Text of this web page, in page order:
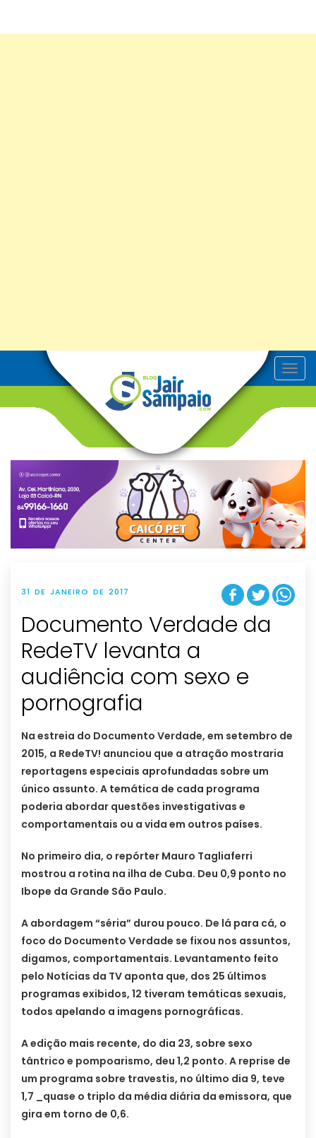
T
o
v
g
t
i
o
n
31 DE JANEIRO DE 2017
Documento Verdade da
RedeTV levanta a
audiência com sexo e
pornografia
Na estreia do Documento Verdade, em setembro de
2015, a RedeTV! anunciou que a atração mostraria
reportagens especiais aprofundadas sobre um
único assunto. A temática de cada programa
poderia abordar questões investigativas e
comportamentais ou a vida em outros países.
No primeiro dia, o repórter Mauro Tagliaferri
mostrou a rotina na ilha de Cuba. Deu 0,9 ponto no
Ibope da Grande São Paulo.
A abordagem “séria” durou pouco. De lá para cá, o
foco do Documento Verdade se fixou nos assuntos,
digamos, comportamentais. Levantamento feito
pelo Notícias da TV aponta que, dos 25 últimos
programas exibidos, 12 tiveram temáticas sexuais,
todos apelando a imagens pornográficas.
A edição mais recente, do dia 23, sobre sexo
tântrico e pompoarismo, deu 1,2 ponto. A reprise de
um programa sobre travestis, no último dia 9, teve
1,7 _quase o triplo da média diária da emissora, que
gira em torno de 0,6.